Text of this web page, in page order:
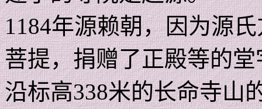
1184年源赖朝，因为源
菩提，捐赠了正殿等的堂
沿标高338米的长命寺山